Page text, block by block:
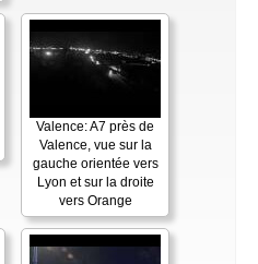
Valence: A7 près de
Valence, vue sur la
gauche orientée vers
Lyon et sur la droite
vers Orange